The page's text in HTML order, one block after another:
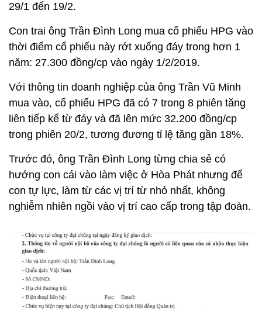
29/1 đến 19/2.
Con trai ông Trần Đình Long mua cổ phiếu HPG vào
thời điểm cổ phiếu này rớt xuống đáy trong hơn 1
năm: 27.300 đồng/cp vào ngày 1/2/2019.
Với thông tin doanh nghiệp của ông Trần Vũ Minh
mua vào, cổ phiếu HPG đã có 7 trong 8 phiên tăng
liên tiếp kể từ đáy và đã lên mức 32.200 đồng/cp
trong phiên 20/2, tương đương tỉ lệ tăng gần 18%.
Trước đó, ông Trần Đình Long từng chia sẻ có
hướng con cái vào làm việc ở Hòa Phát nhưng để
con tự lực, làm từ các vị trí từ nhỏ nhất, không
nghiễm nhiên ngồi vào vị trí cao cấp trong tập đoàn.